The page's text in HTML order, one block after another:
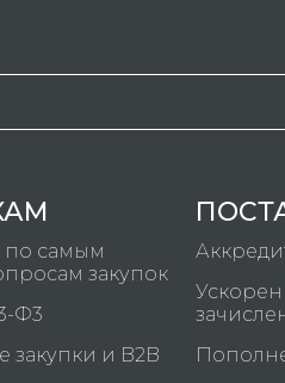
по самым
закупок
Ф3
закупки и B2B